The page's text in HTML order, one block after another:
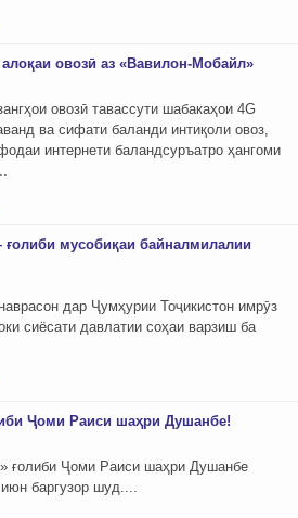
овозӣ аз «Вавилон-Мобайл»
овозӣ тавассути шабакаҳои 4G
ва сифати баланди интиқоли овоз,
интернети баландсуръатро ҳангоми
ғолиби мусобиқаи байналмилалии
дар Ҷумҳурии Тоҷикистон имрӯз
сиёсати давлатии соҳаи варзиш ба
Ҷоми Раиси шаҳри Душанбе!
ғолиби Ҷоми Раиси шаҳри Душанбе
баргузор шуд....